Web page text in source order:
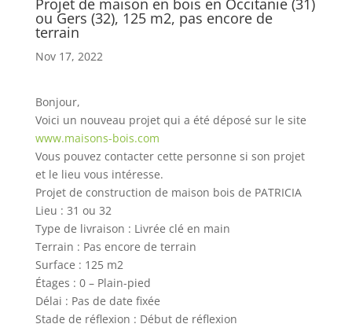
Projet de maison en bois en Occitanie (31)
ou Gers (32), 125 m2, pas encore de
terrain
Nov 17, 2022
Bonjour,
Voici un nouveau projet qui a été déposé sur le site
www.maisons-bois.com
Vous pouvez contacter cette personne si son projet
et le lieu vous intéresse.
Projet de construction de maison bois de PATRICIA
Lieu : 31 ou 32
Type de livraison : Livrée clé en main
Terrain : Pas encore de terrain
Surface : 125 m2
Étages : 0 – Plain-pied
Délai : Pas de date fixée
Stade de réflexion : Début de réflexion